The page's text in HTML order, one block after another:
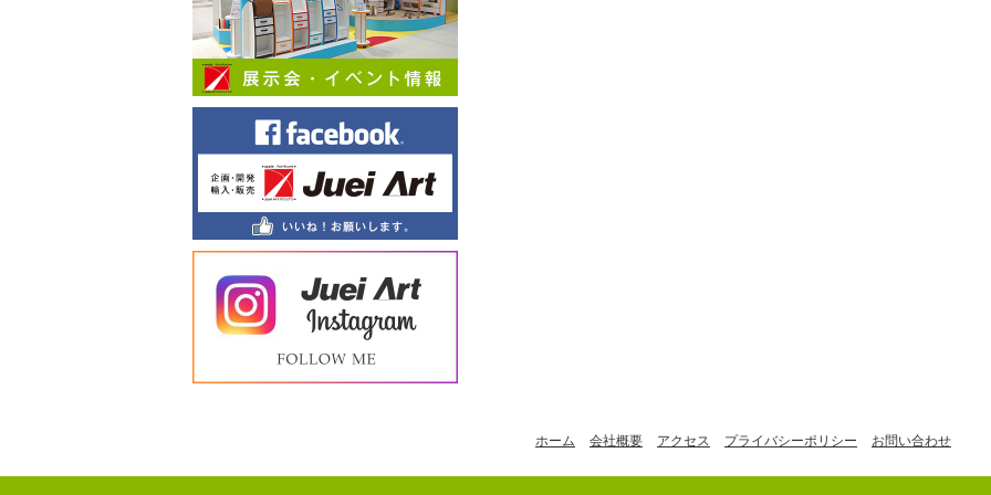
ホーム 会社概要 アクセス プライバシーポリシー お問い合わせ